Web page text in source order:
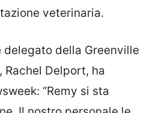
veterinaria.
delegato della Greenville
Rachel Delport, ha
“Remy si sta